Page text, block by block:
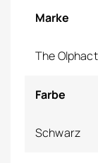
Marke
The
Farbe
Schwarz